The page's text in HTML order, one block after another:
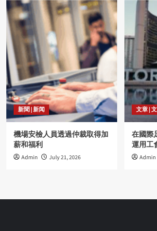
新聞 | 新闻
機場安檢人員透過仲裁取得加
薪和福利
Admin July 21, 2026
文章 |
在國際
運用工
Admin